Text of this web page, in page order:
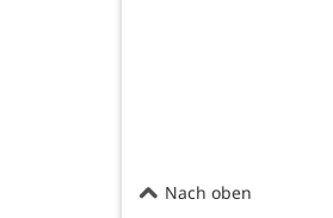
Nach oben